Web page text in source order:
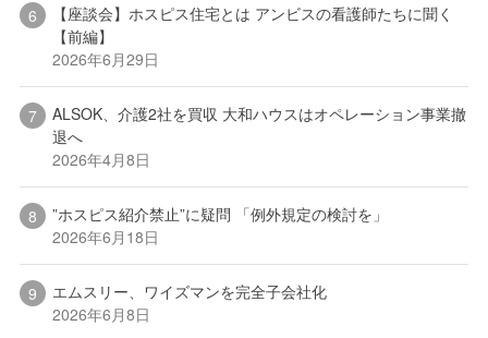
【座談会】ホスピス住宅とは アンビスの看護師たちに聞く
【前編】
2026年6月29日
ALSOK、介護2社を買収 大和ハウスはオペレーション事業撤
退へ
2026年4月8日
”ホスピス紹介禁止”に疑問 「例外規定の検討を」
2026年6月18日
エムスリー、ワイズマンを完全子会社化
2026年6月8日